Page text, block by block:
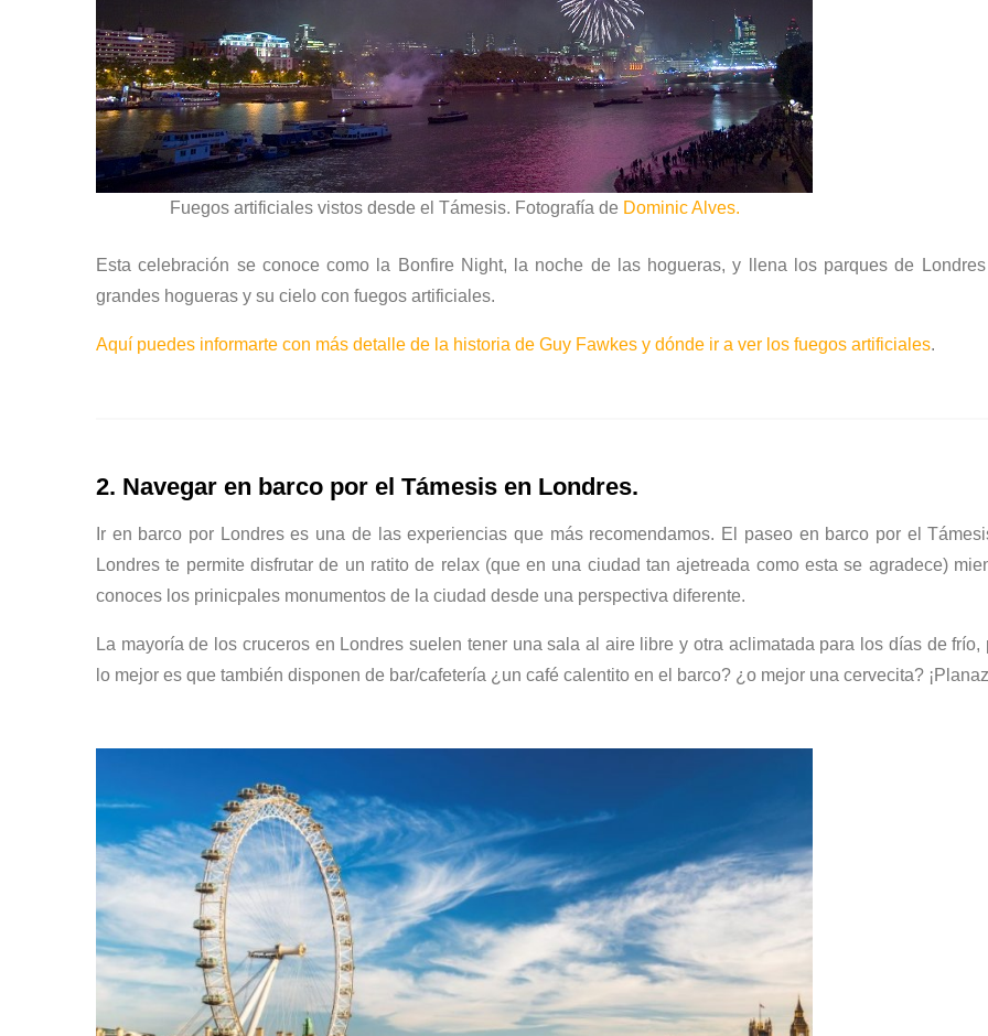
Fuegos artificiales vistos desde el Támesis. Fotografía de Dominic Alves.
Esta celebración se conoce como la Bonfire Night, la noche de las hogueras, y llena los parques de
grandes hogueras y su cielo con fuegos artificiales.
Aquí puedes informarte con más detalle de la historia de Guy Fawkes y dónde ir a ver los fuegos artificiales.
2. Navegar en barco por el Támesis en Londres.
Ir en barco por Londres es una de las experiencias que más recomendamos. El paseo en barco por el
Londres te permite disfrutar de un ratito de relax (que en una ciudad tan ajetreada como esta se agradece)
conoces los prinicpales monumentos de la ciudad desde una perspectiva diferente.
La mayoría de los cruceros en Londres suelen tener una sala al aire libre y otra aclimatada para los días de frío,
lo mejor es que también disponen de bar/cafetería ¿un café calentito en el barco? ¿o mejor una cervecita?